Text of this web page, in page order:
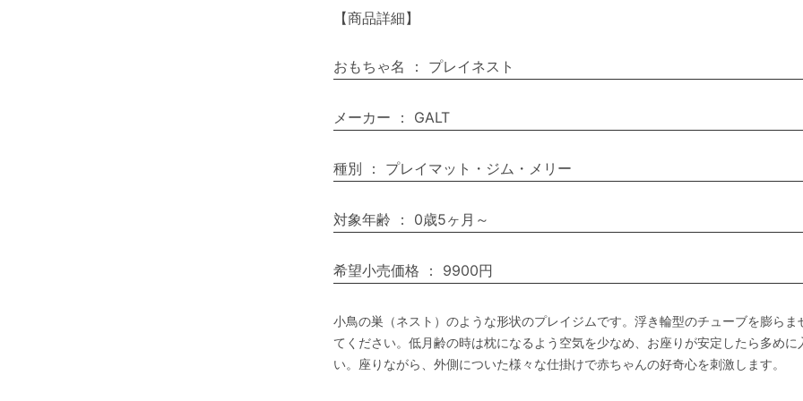
【商品詳細】
おもちゃ名 ： プレイネスト
メーカー ： GALT
種別 ： プレイマット・ジム・メリー
対象年齢 ： 0歳5ヶ月～
希望小売価格 ： 9900円
小鳥の巣（ネスト）のような形状のプレイジムです。浮き輪型のチューブを膨らま
てください。低月齢の時は枕になるよう空気を少なめ、お座りが安定したら多めに
い。座りながら、外側についた様々な仕掛けで赤ちゃんの好奇心を刺激します。